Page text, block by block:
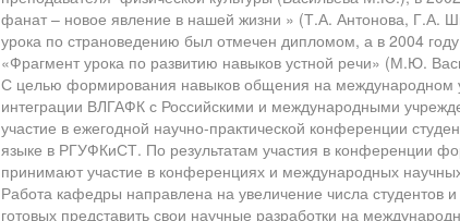
фанат – новое явление в нашей жизни » (Т.А. Антонова, Г.А.
урока по страноведению был отмечен дипломом, а в 2004
«Фрагмент урока по развитию навыков устной речи» (М.Ю.
С целью формирования навыков общения на международном
интеграции ВЛГАФК с Российскими и международными
участие в ежегодной научно-практической конференции
языке в РГУФКиСТ. По результатам участия в конференции
принимают участие в конференциях и международных
Работа кафедры направлена на увеличение числа
готовых представить свои научные разработки на